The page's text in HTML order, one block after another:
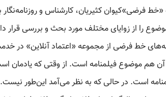
«خط فرضی»کیوان کثیریان، کارشناس و
را از زوایای مختلف مورد بحث و بررسی قرار
خط فرضی از مجموعه «اعتماد آنلاین»
آن هم موضوع فیلمنامه است. از وقتی که یادمان
است. در حالی که به نظر می‌آمد این‌طور